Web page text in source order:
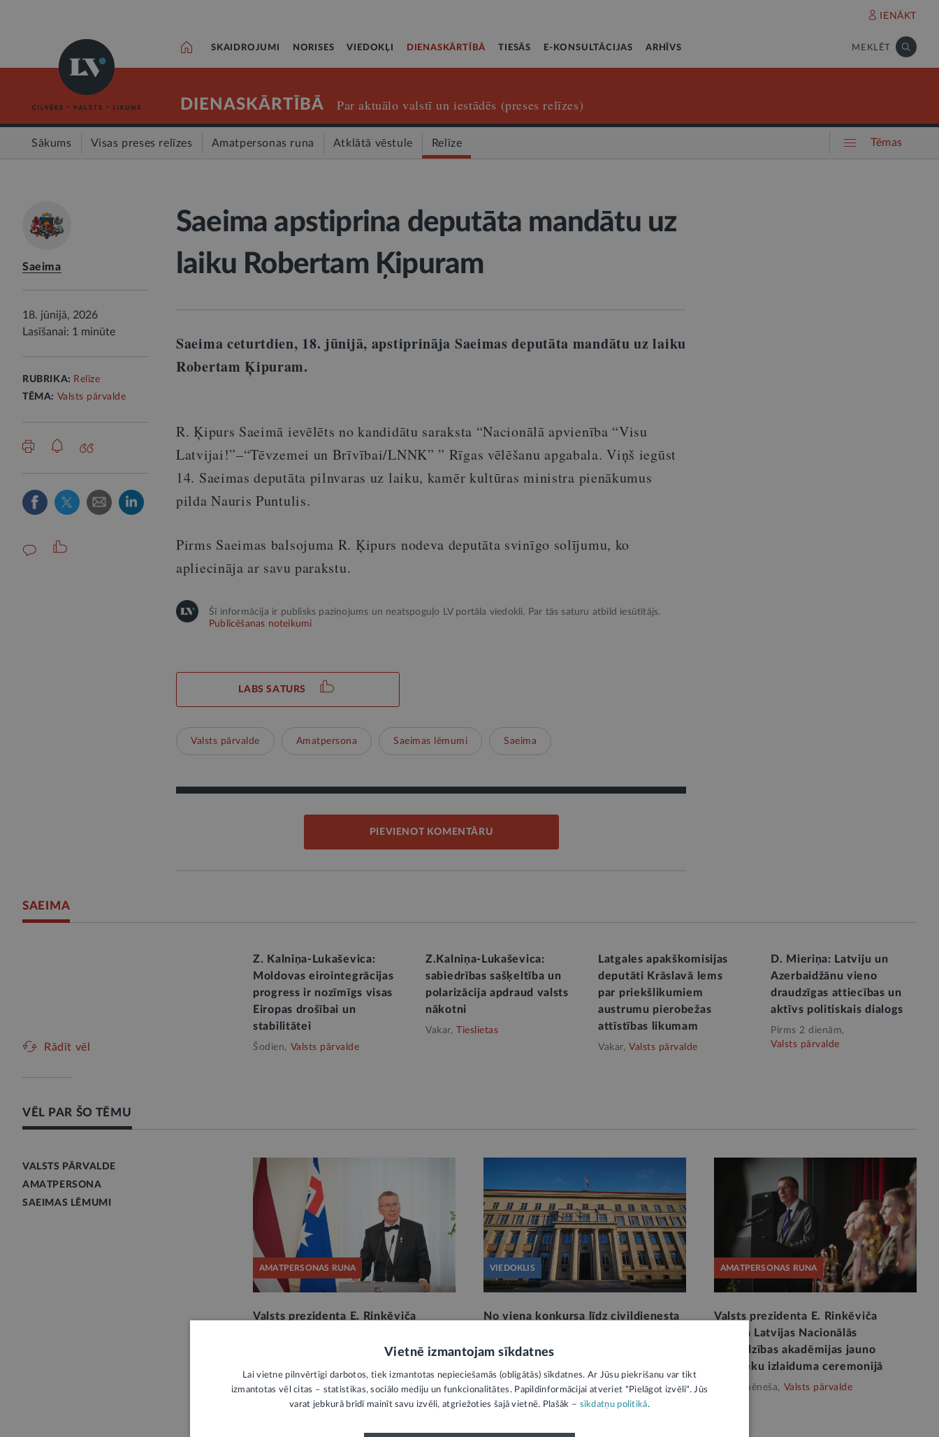
IENĀKT
SKAIDROJUMI NORISES VIEDOKĻI DIENASKĀRTĪBĀ TIESĀS E-KONSULTĀCIJAS ARHĪVS MEKLĒT
DIENASKĀRTĪBĀ Par aktuālo valstī un iestādēs (preses relīzes)
Sākums Visas preses relīzes Amatpersonas runa Atklātā vēstule Relīze Tēmas
Saeima
18. jūnijā, 2026
Lasīšanai: 1 minūte
RUBRIKA: Relīze
TĒMA: Valsts pārvalde
Saeima apstiprina deputāta mandātu uz
laiku Robertam Ķipuram
Saeima ceturtdien, 18. jūnijā, apstiprināja Saeimas deputāta mandātu uz laiku
Robertam Ķipuram.
R. Ķipurs Saeimā ievēlēts no kandidātu saraksta “Nacionālā apvienība “Visu
Latvijai!”–“Tēvzemei un Brīvībai/LNNK” ” Rīgas vēlēšanu apgabala. Viņš iegūst
14. Saeimas deputāta pilnvaras uz laiku, kamēr kultūras ministra pienākumus
pilda Nauris Puntulis.
Pirms Saeimas balsojuma R. Ķipurs nodeva deputāta svinīgo solījumu, ko
apliecināja ar savu parakstu.
Šī informācija ir publisks paziņojums un neatspoguļo LV portāla viedokli. Par tās saturu atbild iesūtītājs.
Publicēšanas noteikumi
LABS SATURS
Valsts pārvalde Amatpersona Saeimas lēmumi Saeima
PIEVIENOT KOMENTĀRU
SAEIMA
Z. Kalniņa-Lukaševica:
Moldovas eirointegrācijas
progress ir nozīmīgs visas
Eiropas drošībai un
stabilitātei
Šodien, Valsts pārvalde
Z.Kalniņa-Lukaševica:
sabiedrības sašķeltība un
polarizācija apdraud valsts
nākotni
Vakar, Tieslietas
Latgales apakškomisijas
deputāti Krāslavā lems
par priekšlikumiem
austrumu pierobežas
attīstības likumam
Vakar, Valsts pārvalde
D. Mieriņa: Latviju un
Azerbaidžānu vieno
draudzīgas attiecības un
aktīvs politiskais dialogs
Pirms 2 dienām,
Valsts pārvalde
Rādīt vēl
VĒL PAR ŠO TĒMU
VALSTS PĀRVALDE
AMATPERSONA
SAEIMAS LĒMUMI
AMATPERSONAS RUNA
Valsts prezidenta E. Rinkēviča
oficiālajai vizītei Latvijā
Pirms nedēļas, Valsts pārvalde
VIEDOKLIS
No viena konkursa līdz civildienesta
civildienestam?
Pirms mēneša, Valsts pārvalde
AMATPERSONAS RUNA
Valsts prezidenta E. Rinkēviča
uzruna Latvijas Nacionālās
aizsardzības akadēmijas jauno
virsnieku izlaiduma ceremonijā
Pirms mēneša, Valsts pārvalde
Vietnē izmantojam sīkdatnes
Lai vietne pilnvērtīgi darbotos, tiek izmantotas nepieciešamās (obligātās) sīkdatnes. Ar Jūsu piekrišanu var tikt
izmantotas vēl citas – statistikas, sociālo mediju un funkcionalitātes. Papildinformācijai atveriet "Pielāgot izvēli". Jūs
varat jebkurā brīdī mainīt savu izvēli, atgriežoties šajā vietnē. Plašāk – sīkdatņu politikā.